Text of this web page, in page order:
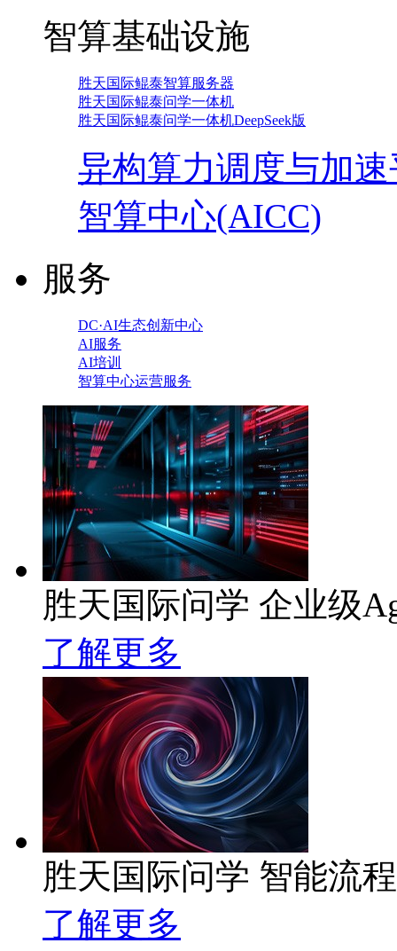
智算基础设施
胜天国际鲲泰智算服务器
胜天国际鲲泰问学一体机
胜天国际鲲泰问学一体机DeepSeek版
异构算力调度与加
智算中心(AICC)
服务
DC·AI生态创新中心
AI服务
AI培训
智算中心运营服务
胜天国际问学 企业级
了解更多
胜天国际问学 智能流
了解更多